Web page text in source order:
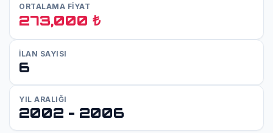
ORTALAMA FİYAT
273,000 ₺
İLAN SAYISI
6
YIL ARALIĞI
2002 - 2006